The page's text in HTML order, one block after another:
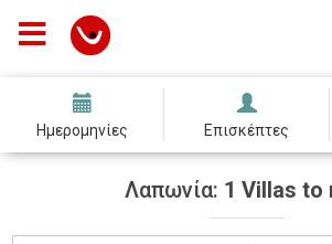
Ημερομηνίες Επισκέπτες
Λαπωνία: 1 Villas to